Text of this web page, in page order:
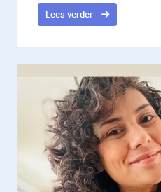
Lees verder